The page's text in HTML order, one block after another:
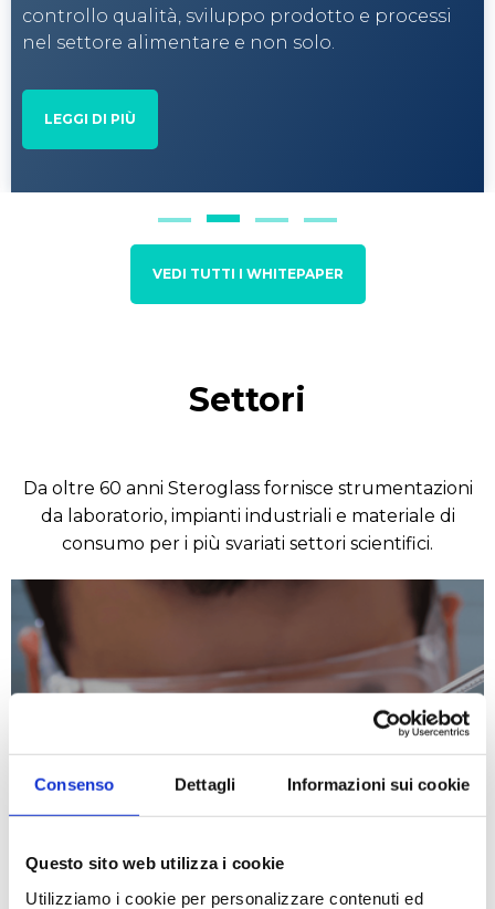
Consenso Dettagli Informazioni sui cookie
Questo sito web utilizza i cookie
Utilizziamo i cookie per personalizzare contenuti ed
controllo qualità, sviluppo prodotto e processi
nel settore alimentare e non solo.
LEGGI DI PIÙ
VEDI TUTTI I WHITEPAPER
Settori
Da oltre 60 anni Steroglass fornisce strumentazioni
da laboratorio, impianti industriali e materiale di
consumo per i più svariati settori scientifici.
Chimico